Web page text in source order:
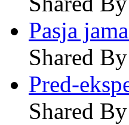
Pasja
Shared
Pred-
Shared